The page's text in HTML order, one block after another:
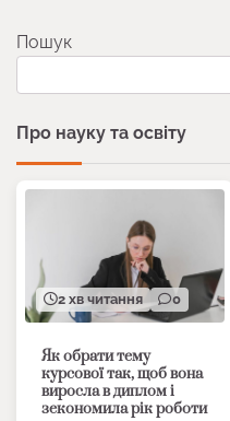
Пошук
Про науку та освіту
2 хв читання 0
Як обрати тему
курсової так, щоб вона
виросла в диплом і
зекономила рік роботи